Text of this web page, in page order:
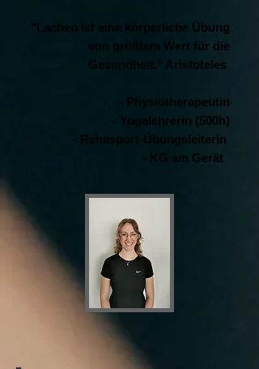
"Lachen ist eine körperliche Übung
von größtem Wert für die
Gesundheit." Aristoteles
- Physiotherapeutin
- Yogalehrerin (500h)
- Rehasport-Übungsleiterin
- KG am Gerät